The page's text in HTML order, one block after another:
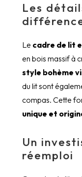
Les
Le cadre de lit
en bois massif à
style bohème
du lit sont
compas. Cette
unique et
Un
réemploi